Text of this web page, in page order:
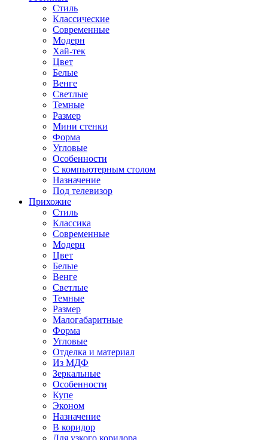
Стиль
Классические
Современные
Модерн
Хай-тек
Цвет
Белые
Венге
Светлые
Темные
Размер
Мини стенки
Форма
Угловые
Особенности
С компьютерным столом
Назначение
Под телевизор
Прихожие
Стиль
Классика
Современные
Модерн
Цвет
Белые
Венге
Светлые
Темные
Размер
Малогабаритные
Форма
Угловые
Отделка и материал
Из МДФ
Зеркальные
Особенности
Купе
Эконом
Назначение
В коридор
Для узкого коридора